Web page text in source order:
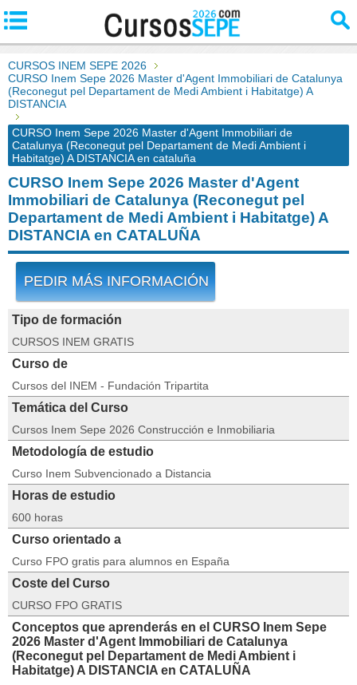
CURSOS INEM SEPE 2026
CURSO Inem Sepe 2026 Master d'Agent Immobiliari de Catalunya
(Reconegut pel Departament de Medi Ambient i Habitatge) A
DISTANCIA
CURSO Inem Sepe 2026 Master d'Agent Immobiliari de
Catalunya (Reconegut pel Departament de Medi Ambient i
Habitatge) A DISTANCIA en cataluña
CURSO Inem Sepe 2026 Master d'Agent
Immobiliari de Catalunya (Reconegut pel
Departament de Medi Ambient i Habitatge) A
DISTANCIA en CATALUÑA
PEDIR MÁS INFORMACIÓN
Tipo de formación
CURSOS INEM GRATIS
Curso de
Cursos del INEM - Fundación Tripartita
Temática del Curso
Cursos Inem Sepe 2026 Construcción e Inmobiliaria
Metodología de estudio
Curso Inem Subvencionado a Distancia
Horas de estudio
600 horas
Curso orientado a
Curso FPO gratis para alumnos en España
Coste del Curso
CURSO FPO GRATIS
Conceptos que aprenderás en el CURSO Inem Sepe
2026 Master d'Agent Immobiliari de Catalunya
(Reconegut pel Departament de Medi Ambient i
Habitatge) A DISTANCIA en CATALUÑA